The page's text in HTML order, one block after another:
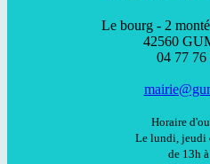
Le bourg - 2
42560
04 77 76
Horaire
Le lundi, jeudi
de 13h